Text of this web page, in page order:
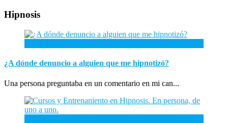
Hipnosis
¿A dónde denuncio a alguien que me hipnotizó?
Una persona preguntaba en un comentario en mi can...